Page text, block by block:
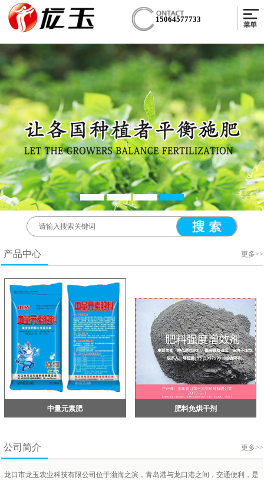
15064577733
产品中心 更多>>
中量元素肥 肥料免烘干剂
公司简介 更多>>
龙口市龙玉农业科技有限公司位于渤海之滨，青岛港与龙口港之间，交通便利，是